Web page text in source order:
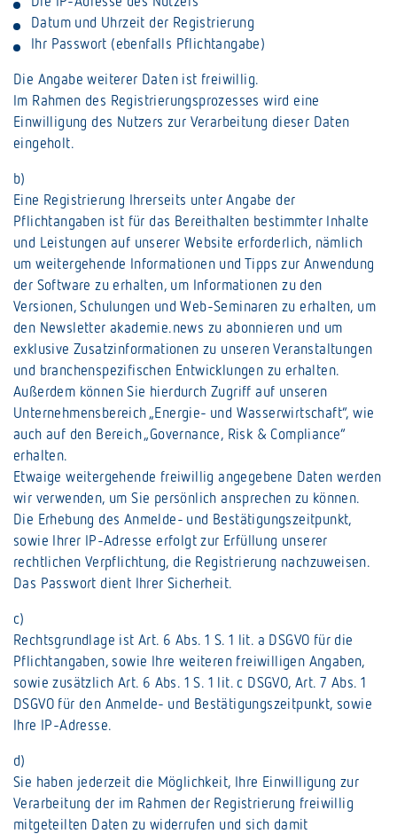
Datum und Uhrzeit der Registrierung
Ihr Passwort (ebenfalls Pflichtangabe)
Die Angabe weiterer Daten ist freiwillig.
Im Rahmen des Registrierungsprozesses wird eine
Einwilligung des Nutzers zur Verarbeitung dieser Daten
eingeholt.
b)
Eine Registrierung Ihrerseits unter Angabe der
Pflichtangaben ist für das Bereithalten bestimmter Inhalte
und Leistungen auf unserer Website erforderlich, nämlich
um weitergehende Informationen und Tipps zur Anwendung
der Software zu erhalten, um Informationen zu den
Versionen, Schulungen und Web-Seminaren zu erhalten, um
den Newsletter akademie.news zu abonnieren und um
exklusive Zusatzinformationen zu unseren Veranstaltungen
und branchenspezifischen Entwicklungen zu erhalten.
Außerdem können Sie hierdurch Zugriff auf unseren
Unternehmensbereich „Energie- und Wasserwirtschaft“, wie
auch auf den Bereich „Governance, Risk & Compliance“
erhalten.
Etwaige weitergehende freiwillig angegebene Daten werden
wir verwenden, um Sie persönlich ansprechen zu können.
Die Erhebung des Anmelde- und Bestätigungszeitpunkt,
sowie Ihrer IP-Adresse erfolgt zur Erfüllung unserer
rechtlichen Verpflichtung, die Registrierung nachzuweisen.
Das Passwort dient Ihrer Sicherheit.
c)
Rechtsgrundlage ist Art. 6 Abs. 1 S. 1 lit. a DSGVO für die
Pflichtangaben, sowie Ihre weiteren freiwilligen Angaben,
sowie zusätzlich Art. 6 Abs. 1 S. 1 lit. c DSGVO, Art. 7 Abs. 1
DSGVO für den Anmelde- und Bestätigungszeitpunkt, sowie
Ihre IP-Adresse.
d)
Sie haben jederzeit die Möglichkeit, Ihre Einwilligung zur
Verarbeitung der im Rahmen der Registrierung freiwillig
mitgeteilten Daten zu widerrufen und sich damit